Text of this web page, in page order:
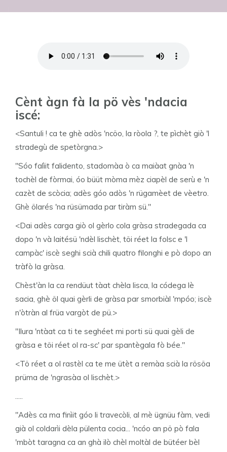
Cènt àgn fà la pö vès 'ndacia
iscé:
<Santuli ! ca te ghè adòs 'ncöo, la ròola ?, te pìchèt giò 'l
stradegù de spetòrgna.>
"Sóo falìit falidento, stadomàa ò ca maiàat gnàa 'n
tochèl de fòrmai, óo büüt mòma mèz ciapèl de serù e 'n
cazèt de scòcia; adès góo adòs 'n rügamèet de vèetro.
Ghè ölarés 'na rüsümada par tiràm sü."
<Dai adès carga giò ol gèrlo cola gràsa stradegada ca
dopo 'n và laitésü 'ndèl lischèt, töi réet la folsc e 'l
campàc' iscè seghi scià chili quatro filonghi e pò dopo an
tràfò la gràsa.
Chèst'àn la ca rendüut tàat chèla lisca, la códega lè
sacia, ghè öl quai gèrli de gràsa par smorbiàl 'mpóo; iscè
n'òtràn al früa vargòt de pü.>
"Ilura 'ntàat ca ti te seghéet mi porti sü quai gèli de
gràsa e töi réet ol ra-sc' par spantègala fò bée."
<Tö réet a ol rastèl ca te me ütèt a remàa scià la rösöa
prüma de 'ngrasàa ol lischèt.>
.....
"Adès ca ma finìit góo li travecòli, al mè ügnüu fàm, vedi
già ol coldarìi dèla pülenta cocia... 'ncóo an pö pò fala
'mbòt taragna ca an ghà ilò chèl moltàl de bütéer bèl